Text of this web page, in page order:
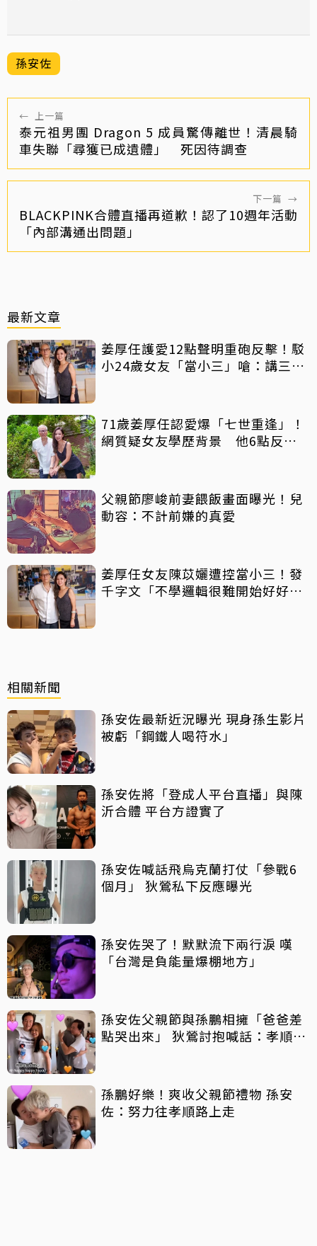
孫安佐
← 上一篇
泰元祖男團 Dragon 5 成員驚傳離世！清晨騎
車失聯「尋獲已成遺體」 死因待調查
下一篇 →
BLACKPINK合體直播再道歉！認了10週年活動
「內部溝通出問題」
最新文章
姜厚任護愛12點聲明重砲反擊！駁
小24歲女友「當小三」嗆：講三
71歲姜厚任認愛爆「七世重逢」！
網質疑女友學歷背景 他6點反
父親節廖峻前妻餵飯畫面曝光！兒
動容：不計前嫌的真愛
姜厚任女友陳苡孋遭控當小三！發
千字文「不學邏輯很難開始好好
相關新聞
孫安佐最新近況曝光 現身孫生影片
被虧「鋼鐵人喝符水」
孫安佐將「登成人平台直播」與陳
沂合體 平台方證實了
孫安佐喊話飛烏克蘭打仗「參戰6
個月」 狄鶯私下反應曝光
孫安佐哭了！默默流下兩行淚 嘆
「台灣是負能量爆棚地方」
孫安佐父親節與孫鵬相擁「爸爸差
點哭出來」 狄鶯討抱喊話：孝順是
孫鵬好樂！爽收父親節禮物 孫安
佐：努力往孝順路上走